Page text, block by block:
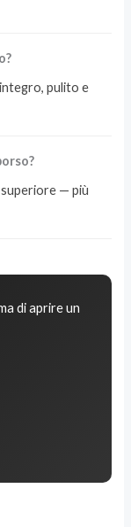
pulito e
— più
di aprire un